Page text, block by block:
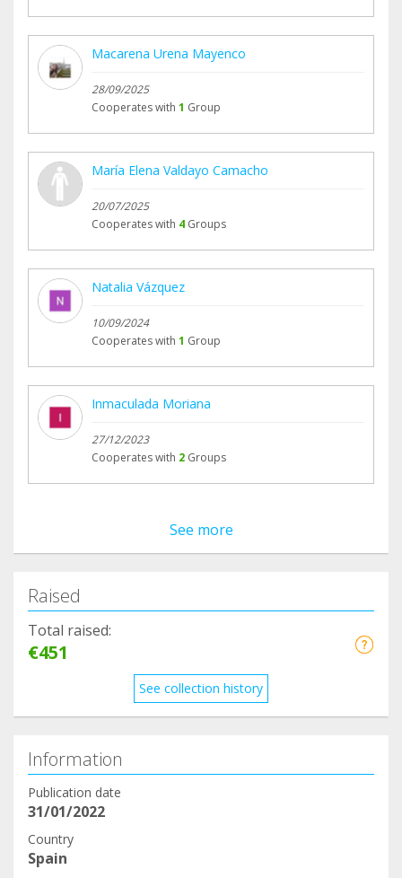
Macarena Urena Mayenco
28/09/2025
Cooperates with 1 Group
María Elena Valdayo Camacho
20/07/2025
Cooperates with 4 Groups
Natalia Vázquez
10/09/2024
Cooperates with 1 Group
Inmaculada Moriana
27/12/2023
Cooperates with 2 Groups
See more
Raised
Total raised:
€451
See collection history
Information
Publication date
31/01/2022
Country
Spain